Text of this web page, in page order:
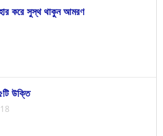
করে সুস্থ থাকুন আমরণ
উক্তি